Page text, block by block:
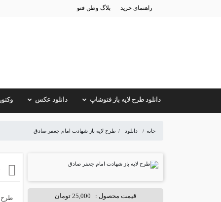
راهنمای خرید بلاگ وطن فتو
دانلود طرح لایه باز فتوشاپ دانلود عکس
خانه / دانلود / طرح لایه باز شهادت امام جعفر صادق
قیمت محصول : 25,000 تومان طرح